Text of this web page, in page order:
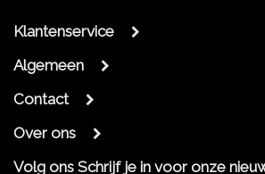
Klantenservice
Algemeen
Contact
Over ons
Volg ons Schrijf je in voor onze